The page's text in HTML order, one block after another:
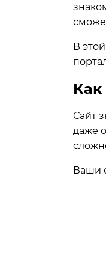
В
Как
Сайт
даже
Ваши